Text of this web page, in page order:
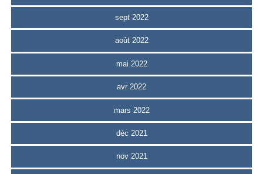
sept 2022
août 2022
mai 2022
avr 2022
mars 2022
déc 2021
nov 2021